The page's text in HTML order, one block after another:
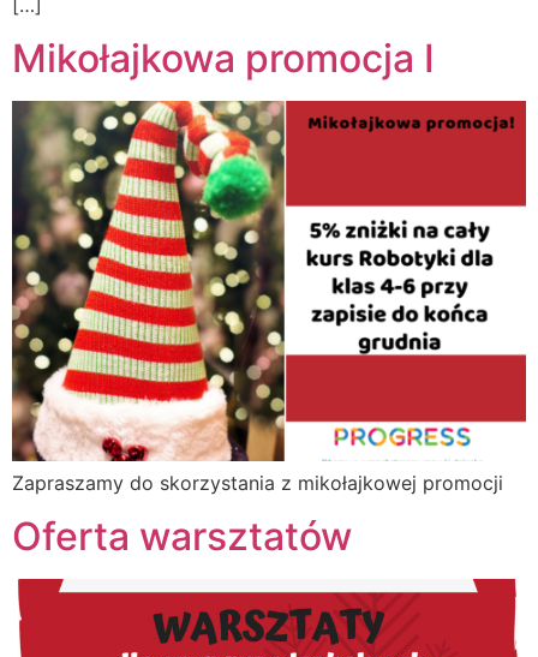
Mikołajkowa promocja I
Zapraszamy do skorzystania z mikołajkowej promocji
Oferta warsztatów